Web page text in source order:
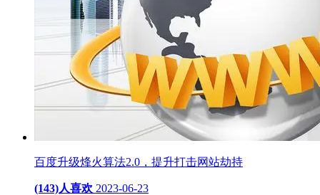
百度升级烽火算法2.0，提升打击网站劫持
(143)人喜欢 2023-06-23